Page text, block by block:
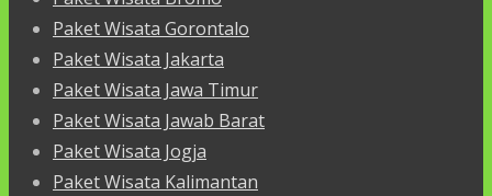
Paket Wisata Gorontalo
Paket Wisata Jakarta
Paket Wisata Jawa Timur
Paket Wisata Jawab Barat
Paket Wisata Jogja
Paket Wisata Kalimantan